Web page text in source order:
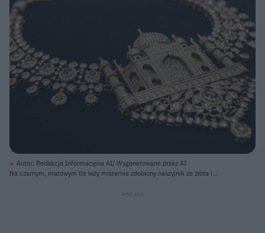
Autor: Redakcja Informacyjna AI/ Wygenerowane przez AI
Na czarnym, matowym tle leży misternie zdobiony naszyjnik ze złota i
stanowi miniatura budynku z kopułą i czterema minaretami, pokryta gęsto